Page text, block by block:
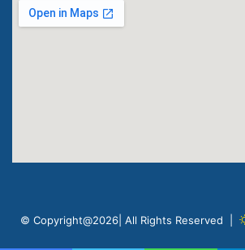
© Copyright@2026| All Rights Reserved |